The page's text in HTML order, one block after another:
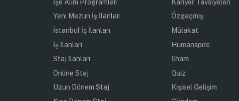
İşe Alım Programları
Yeni Mezun İş İlanları
İstanbul İş İlanları
İş İlanları
Staj İlanları
Online Staj
Uzun Dönem Staj
Kariyer Tavsiyeleri
Özgeçmiş
Mülakat
Humanspire
İlham
Quiz
Kişisel Gelişim